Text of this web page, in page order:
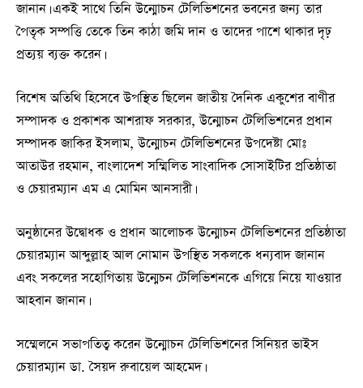
জানান। একই সাথে তিনি উন্মোচন টেলিভিশনের ভবনের জন্য তার
পৈতৃক সম্পত্তি তেকে তিন কাঠা জমি দান ও তাদের পাশে থাকার দৃঢ়
প্রত্যয় ব্যক্ত করেন।
বিশেষ অতিথি হিসেবে উপস্থিত ছিলেন জাতীয় দৈনিক একুশের বাণীর
সম্পাদক ও প্রকাশক আশরাফ সরকার, উন্মোচন টেলিভিশনের প্রধান
সম্পাদক জাকির ইসলাম, উন্মোচন টেলিভিশনের উপদেষ্টা মোঃ
আতাউর রহমান, বাংলাদেশ সম্মিলিত সাংবাদিক সোসাইটির প্রতিষ্ঠাতা
ও চেয়ারম্যান এম এ মোমিন আনসারী।
অনুষ্ঠানের উদ্বোধক ও প্রধান আলোচক উন্মোচন টেলিভিশনের প্রতিষ্ঠাতা
চেয়ারম্যান আব্দুল্লাহ আল নোমান উপস্থিত সকলকে ধন্যবাদ জানান
এবং সকলের সহোগিতায় উন্মেচন টেলিভিশনকে এগিয়ে নিয়ে যাওয়ার
আহবান জানান।
সম্মেলনে সভাপতিত্ব করেন উন্মোচন টেলিভিশনের সিনিয়র ভাইস
চেয়ারম্যান ডা. সৈয়দ রুবায়েল আহমেদ।